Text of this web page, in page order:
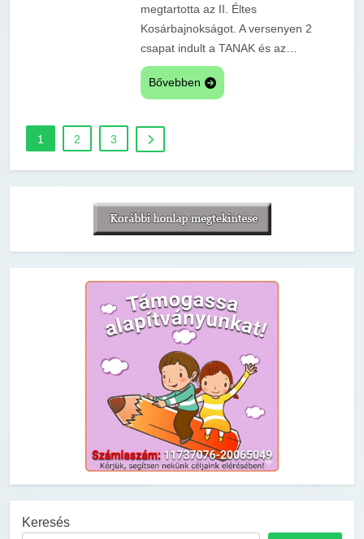
Keresés
megtartotta az II. Éltes
Kosárbajnokságot. A versenyen 2
csapat indult a TANAK és az…
Bővebben
1 2 3